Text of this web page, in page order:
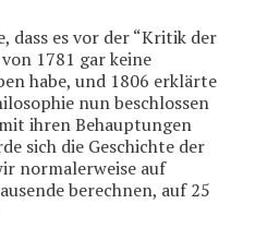
dass es vor der “Kritik der
1781 gar keine
habe, und 1806 erklärte
nun beschlossen
ihren Behauptungen
sich die Geschichte der
normalerweise auf
berechnen, auf 25